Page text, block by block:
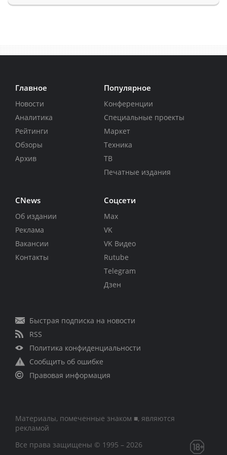
Главное
Новости
Аналитика
Рейтинги
Обзоры
Архив
Популярное
Конференции
Специальные проекты
Маркет
Техника
ТВ
Печатные издания
CNews
Об издании
Реклама
Вакансии
Контакты
Соцсети
Max
VK
VK Видео
Rutube
Telegram
Дзен
Быстрая подписка на новости
RSS
Политика конфиденциальности
Сообщить об ошибке
Правовая информация
Материалы, помеченные знаком ■, являются
рекламой
Все права защищены © 1995 – 2026